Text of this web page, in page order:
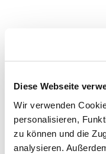
Diese Webseite
Wir verwenden
personalisieren,
zu können und die
analysieren.